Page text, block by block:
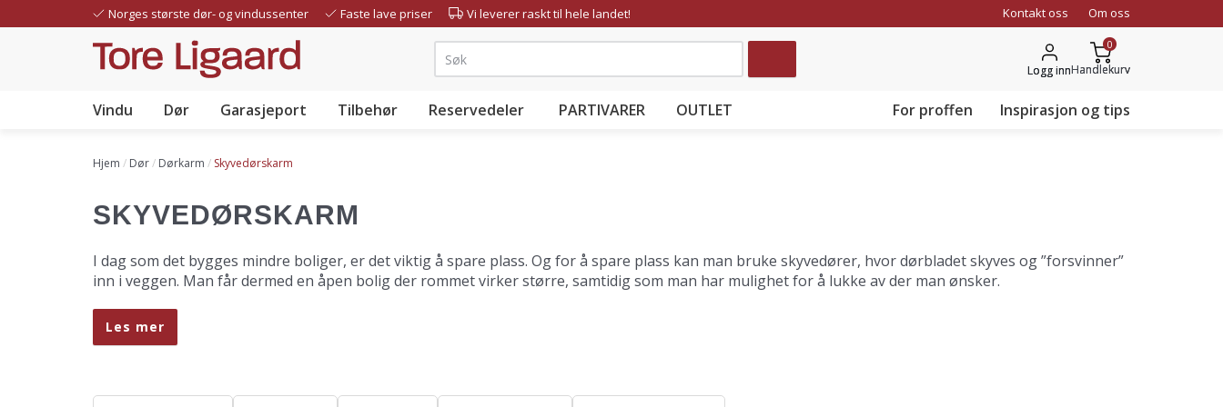
til
hovedinnhold
Norges største dør- og vindussenter Faste lave priser Vi leverer raskt til hele landet!
Top
navigation
Kontakt oss Om oss
Logg inn
0
Handlekurv
Header
Vindu Dør Garasjeport Tilbehør Reservedeler Inspirasjon og tips
For proffen
PARTIVARER OUTLET
Hjem Dør Dørkarm Skyvedørskarm
SKYVEDØRSKARM
I dag som det bygges mindre boliger, er det viktig å spare plass. Og for å spare plass kan man bruke skyvedører, hvor dørbladet skyves og ”forsvinner”
inn i veggen. Man får dermed en åpen bolig der rommet virker større, samtidig som man har mulighet for å lukke av der man ønsker.
Vi fører Pocket.
Les mer